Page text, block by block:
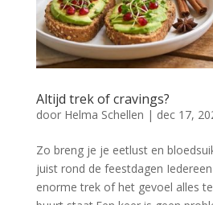
Altijd trek of cravings?
door Helma Schellen | dec 17,
Zo breng je je eetlust en
juist rond de feestdagen
enorme trek of het gevoel alles